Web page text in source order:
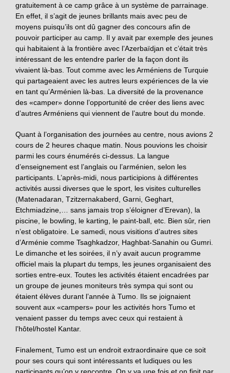
gratuitement à ce camp grâce à un système de parrainage.
En effet, il s’agit de jeunes brillants mais avec peu de
moyens puisqu’ils ont dû gagner des concours afin de
pouvoir participer au camp. Il y avait par exemple des jeunes
qui habitaient à la frontière avec l’Azerbaïdjan et c’était très
intéressant de les entendre parler de la façon dont ils
vivaient là-bas. Tout comme avec les Arméniens de Turquie
qui partageaient avec les autres leurs expériences de la vie
en tant qu’Arménien là-bas. La diversité de la provenance
des «camper» donne l’opportunité de créer des liens avec
d’autres Arméniens qui viennent de l’autre bout du monde.
Quant à l’organisation des journées au centre, nous avions 2
cours de 2 heures chaque matin. Nous pouvions les choisir
parmi les cours énumérés ci-dessus. La langue
d’enseignement est l’anglais ou l’arménien, selon les
participants. L’après-midi, nous participions à différentes
activités aussi diverses que le sport, les visites culturelles
(Matenadaran, Tzitzernakaberd, Garni, Geghart,
Etchmiadzine,… sans jamais trop s’éloigner d’Erevan), la
piscine, le bowling, le karting, le paint-ball, etc. Bien sûr, rien
n’est obligatoire. Le samedi, nous visitions d’autres sites
d’Arménie comme Tsaghkadzor, Haghbat-Sanahin ou Gumri.
Le dimanche et les soirées, il n’y avait aucun programme
officiel mais la plupart du temps, les jeunes organisaient des
sorties entre-eux. Toutes les activités étaient encadrées par
un groupe de jeunes moniteurs très sympa qui sont ou
étaient élèves durant l’année à Tumo. Ils se joignaient
souvent aux «campers» pour les activités hors Tumo et
venaient passer du temps avec ceux qui restaient à
l’hôtel/hostel Kantar.
Finalement, Tumo est un endroit extraordinaire que ce soit
pour ses cours qui sont intéressants et ludiques ou les
participants qu’on y rencontre. On y va une fois et on finit par